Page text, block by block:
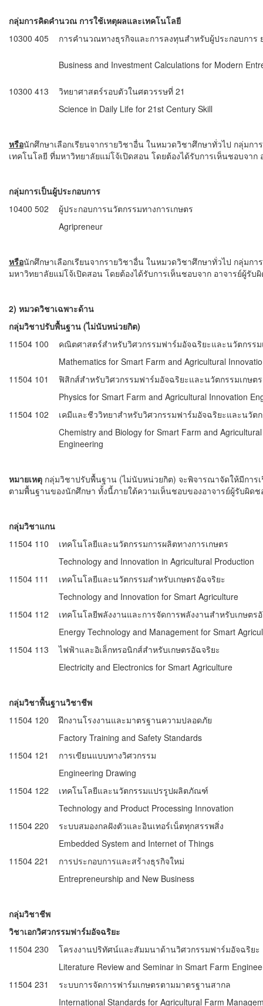
กลุ่มการคิดคำนวณ การใช้เหตุผลและเทคโนโลยี
10300 405
การคํานวณทางธุรกิจและการลงทุนสําหรับผู้ประกอบการ
Business and Investment Calculations for Modern
10300 413
วิทยาศาสตร์รอบตัวในศตวรรษที่ 21
Science in Daily Life for 21st Century Skill
หรือนักศึกษาเลือกเรียนจากรายวิชาอื่น ในหมวดวิชาศึกษาทั่วไป กลุ่มก
เทคโนโลยี ที่มหาวิทยาลัยแม่โจ้เปิดสอน โดยต้องได้รับการเห็นชอบจา
กลุ่มการเป็นผู้ประกอบการ
10400 502
ผู้ประกอบการนวัตกรรมทางการเกษตร
Agripreneur
หรือนักศึกษาเลือกเรียนจากรายวิชาอื่น ในหมวดวิชาศึกษาทั่วไป กลุ่มกา
มหาวิทยาลัยแม่โจ้เปิดสอน โดยต้องได้รับการเห็นชอบจาก อาจารย์ผู้รับ
2) หมวดวิชาเฉพาะด้าน
กลุ่มวิชาปรับพื้นฐาน (ไม่นับหน่วยกิต)
11504 100
คณิตศาสตร์สำหรับวิศวกรรมฟาร์มอัจฉริยะและนวัตกรรม
Mathematics for Smart Farm and Agricultural
11504 101
ฟิสิกส์สำหรับวิศวกรรมฟาร์มอัจฉริยะและนวัตกรรมเกษตร
Physics for Smart Farm and Agricultural Innovation
11504 102
เคมีและชีววิทยาสำหรับวิศวกรรมฟาร์มอัจฉริยะและนวัต
Chemistry and Biology for Smart Farm and
Engineering
หมายเหตุ กลุ่มวิชาปรับพื้นฐาน (ไม่นับหน่วยกิต) จะพิจารณาจัดให้มีการ
ตามพื้นฐานของนักศึกษา ทั้งนี้ภายใต้ความเห็นชอบของอาจารย์ผู้รับผิด
กลุ่มวิชาแกน
11504 110
เทคโนโลยีและนวัตกรรมการผลิตทางการเกษตร
Technology and Innovation in Agricultural Production
11504 111
เทคโนโลยีและนวัตกรรมสำหรับเกษตรอัฉจริยะ
Technology and Innovation for Smart Agriculture
11504 112
เทคโนโลยีพลังงานและการจัดการพลังงานสำหรับเกษตร
Energy Technology and Management for Smart
11504 113
ไฟฟ้าและอิเล็กทรอนิกส์สำหรับเกษตรอัฉจริยะ
Electricity and Electronics for Smart Agriculture
กลุ่มวิชาพื้นฐานวิชาชีพ
11504 120
ฝึกงานโรงงานและมาตรฐานความปลอดภัย
Factory Training and Safety Standards
11504 121
การเขียนแบบทางวิศวกรรม
Engineering Drawing
11504 122
เทคโนโลยีและนวัตกรรมแปรรูปผลิตภัณฑ์
Technology and Product Processing Innovation
11504 220
ระบบสมองกลฝังตัวและอินเทอร์เน็ตทุกสรรพสิ่ง
Embedded System and Internet of Things
11504 221
การประกอบการและสร้างธุรกิจใหม่
Entrepreneurship and New Business
กลุ่มวิชาชีพ
วิชาเอกวิศวกรรมฟาร์มอัจฉริยะ
11504 230
โครงงานปริทัศน์และสัมมนาด้านวิศวกรรมฟาร์มอัจฉริยะ
Literature Review and Seminar in Smart Farm
11504 231
ระบบการจัดการฟาร์มเกษตรตามมาตรฐานสากล
International Standards for Agricultural Farm